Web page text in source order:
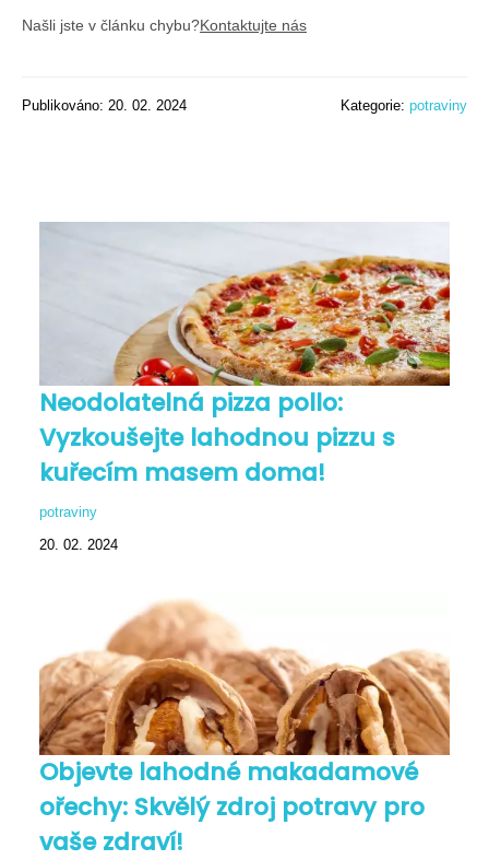
Našli jste v článku chybu?Kontaktujte nás
Publikováno: 20. 02. 2024 Kategorie: potraviny
Neodolatelná pizza pollo:
Vyzkoušejte lahodnou pizzu s
kuřecím masem doma!
potraviny
20. 02. 2024
Objevte lahodné makadamové
ořechy: Skvělý zdroj potravy pro
vaše zdraví!